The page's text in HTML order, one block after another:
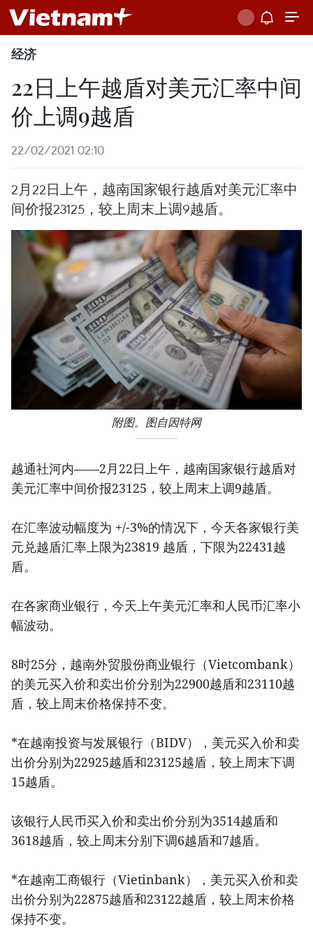
经济
22日上午越盾对美元汇率中间
价上调9越盾
22/02/2021 02:10
2月22日上午，越南国家银行越盾对美元汇率中
间价报23125，较上周末上调9越盾。
附图。图自因特网
越通社河内——2月22日上午，越南国家银行越盾对
美元汇率中间价报23125，较上周末上调9越盾。
在汇率波动幅度为 +/-3%的情况下，今天各家银行美
元兑越盾汇率上限为23819 越盾，下限为22431越
盾。
在各家商业银行，今天上午美元汇率和人民币汇率小
幅波动。
8时25分，越南外贸股份商业银行（Vietcombank）
的美元买入价和卖出价分别为22900越盾和23110越
盾，较上周末价格保持不变。
*在越南投资与发展银行（BIDV），美元买入价和卖
出价分别为22925越盾和23125越盾，较上周末下调
15越盾。
该银行人民币买入价和卖出价分别为3514越盾和
3618越盾，较上周末分别下调6越盾和7越盾。
*在越南工商银行（Vietinbank），美元买入价和卖
出价分别为22875越盾和23122越盾，较上周末价格
保持不变。